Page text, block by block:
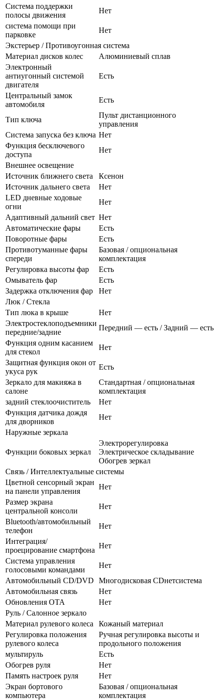
Система поддержки
полосы движения
Нет
система помощи при
парковке
Нет
Экстерьер / Противоугонная система
Материал дисков колес
Алюминиевый сплав
Электронный
антиугонный системой
двигателя
Есть
Центральный замок
автомобиля
Есть
Тип ключа
Пульт дистанционного
управления
Система запуска без ключа Нет
Функция бесключевого
доступа
Нет
Внешнее освещение
Источник ближнего света
Ксенон
Источник дальнего света
Нет
LED дневные ходовые
огни
Нет
Адаптивный дальний свет Нет
Автоматические фары
Есть
Поворотные фары
Есть
Противотуманные фары
спереди
Базовая / опциональная
комплектация
Регулировка высоты фар
Есть
Омыватель фар
Есть
Задержка отключения фар
Нет
Люк / Стекла
Тип люка в крыше
Нет
Электростеклоподъемники
передние/задние
Передний — есть / Задний — есть
Функция одним касанием
для стекол
Нет
Защитная функция окон от
укуса рук
Есть
Зеркало для макияжа в
салоне
Стандартная / опциональная
комплектация
задний стеклоочиститель
Нет
Функция датчика дождя
для дворников
Нет
Наружные зеркала
Функции боковых зеркал
Электрорегулировка
Электрическое складывание
Обогрев зеркал
Связь / Интеллектуальные системы
Цветной сенсорный экран
на панели управления
Нет
Размер экрана
центральной консоли
Нет
Bluetooth/автомобильный
телефон
Нет
Интеграция/
проецирование смартфона
Нет
Система управления
голосовыми командами
Нет
Автомобильный CD/DVD
Многодисковая CDнетсистема
Автомобильная связь
Нет
Обновления OTA
Нет
Руль / Салонное зеркало
Материал рулевого колеса
Кожаный материал
Регулировка положения
рулевого колеса
Ручная регулировка высоты и
продольного положения
мультируль
Есть
Обогрев руля
Нет
Память настроек руля
Нет
Экран бортового
компьютера
Базовая / опциональная
комплектация